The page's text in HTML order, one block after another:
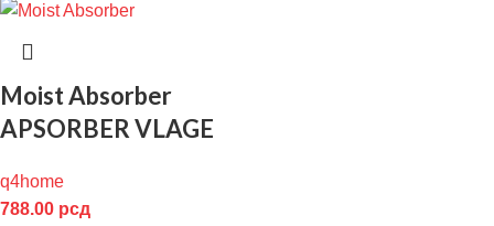
Moist Absorber
APSORBER VLAGE
q4home
788.00 рсд